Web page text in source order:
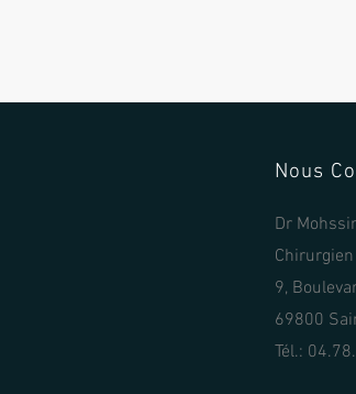
Nous
Dr
9,
69800
Tél.: